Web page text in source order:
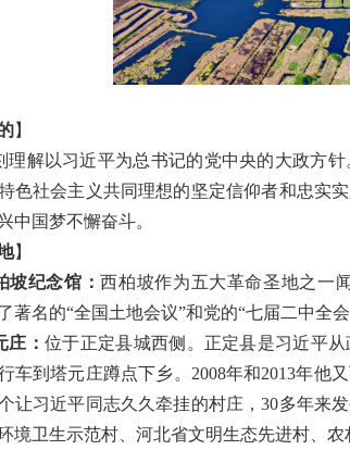
】
理解以习近平为总书记的党中央的大政方
色社会主义共同理想的坚定信仰者和忠实
中国梦不懈奋斗。
】
坡纪念馆：西柏坡作为五大革命圣地之一
著名的“全国土地会议”和党的“七届二中全
庄：位于正定县城西侧。正定县是习近平从
车到塔元庄蹲点下乡。2008年和2013年他
让习近平同志久久牵挂的村庄，30多年来
境卫生示范村、河北省文明生态先进村、农